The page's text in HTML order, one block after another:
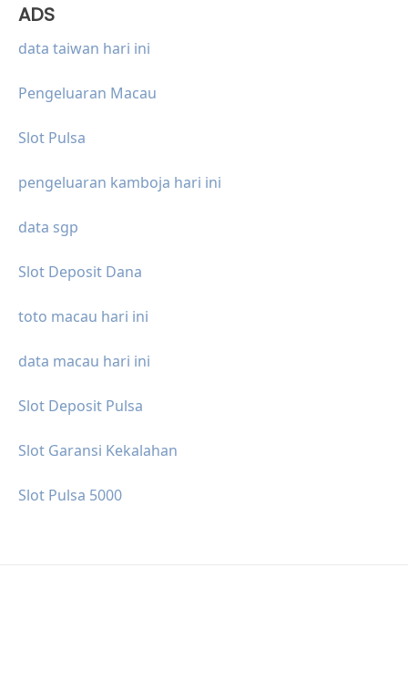
ADS
data taiwan hari ini
Pengeluaran Macau
Slot Pulsa
pengeluaran kamboja hari ini
data sgp
Slot Deposit Dana
toto macau hari ini
data macau hari ini
Slot Deposit Pulsa
Slot Garansi Kekalahan
Slot Pulsa 5000